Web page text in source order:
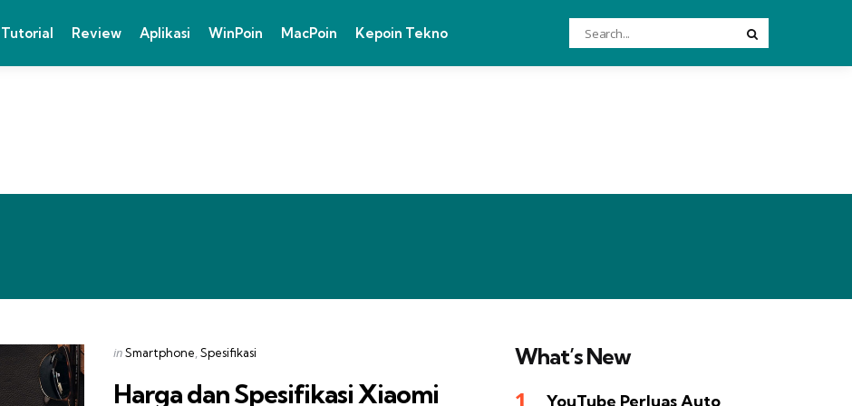
Tutorial Review Aplikasi WinPoin MacPoin Kepoin Tekno
Search
for:
Categories
Posted
inSmartphone Spesifikasi
Harga dan Spesifikasi Xiaomi
What’s New
YouTube Perluas Auto